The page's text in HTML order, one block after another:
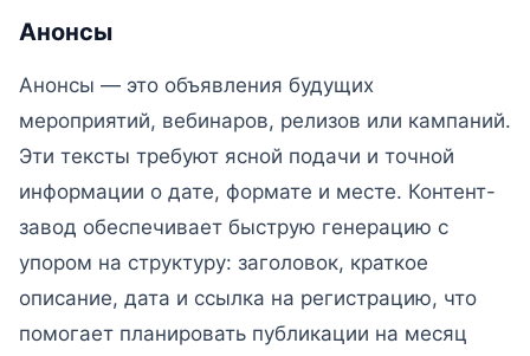
Анонсы
Анонсы — это объявления будущих
мероприятий, вебинаров, релизов или кампаний.
Эти тексты требуют ясной подачи и точной
информации о дате, формате и месте. Контент-
завод обеспечивает быструю генерацию с
упором на структуру: заголовок, краткое
описание, дата и ссылка на регистрацию, что
помогает планировать публикации на месяц